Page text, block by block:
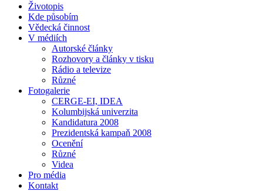
Životopis
Kde působím
Vědecká činnost
V médiích
Autorské články
Rozhovory a články v tisku
Rádio a televize
Různé
Fotogalerie
CERGE-EI, IDEA
Kolumbijská univerzita
Kandidatura 2008
Prezidentská kampaň 2008
Ocenění
Různé
Videa
Pro média
Kontakt